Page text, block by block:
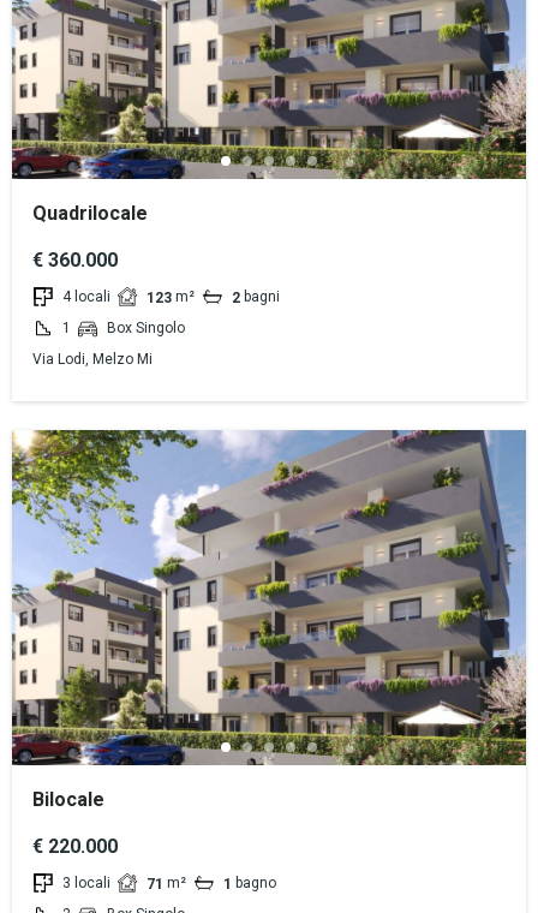
Quadrilocale
€ 360.000
4 locali 123 m² 2 bagni
1
Box Singolo
Via Lodi, Melzo Mi
Bilocale
€ 220.000
3 locali 71 m² 1 bagno